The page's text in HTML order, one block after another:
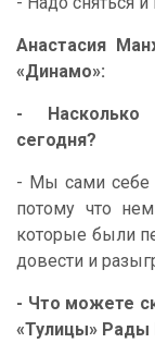
Анастасия
«Динамо»:
- Насколько
сегодня?
- Мы сами себе
потому что
которые были
довести и
- Что можете
«Тулицы» Рады